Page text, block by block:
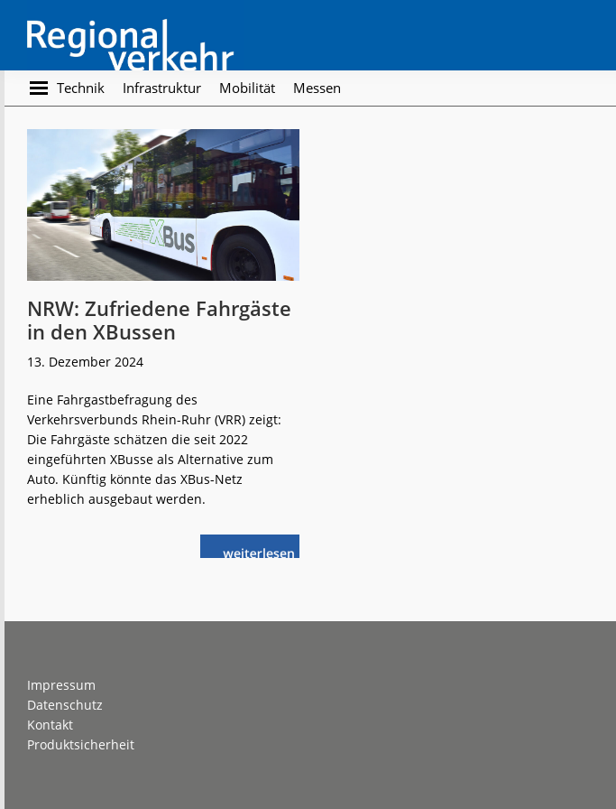
main
content
footer
Regionalverkehr
Die
Fachzeitschrift
Öffentlichen
Personennahverkehr
Technik Infrastruktur Mobilität Messen
NRW: Zufriedene Fahrgäste
in den XBussen
13. Dezember 2024
Eine Fahrgastbefragung des
Verkehrsverbunds Rhein-Ruhr (VRR) zeigt:
Die Fahrgäste schätzen die seit 2022
eingeführten XBusse als Alternative zum
Auto. Künftig könnte das XBus-Netz
erheblich ausgebaut werden.
weiterlese
nNRW:
Impressum
Datenschutz
Kontakt
Produktsicherheit